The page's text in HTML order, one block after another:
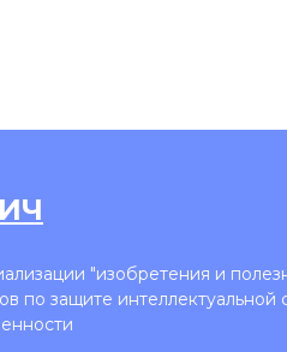
"изобретения и
по защите интеллектуальной